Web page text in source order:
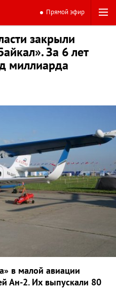
Прямой эфир
закрыли
За 6 лет
миллиарда
в малой авиации
Ан-2. Их выпускали 80